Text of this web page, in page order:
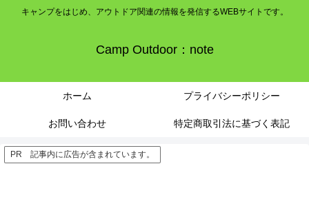
キャンプをはじめ、アウトドア関連の情報を発信するWEBサイトです。
Camp Outdoor：note
ホーム プライバシーポリシー
お問い合わせ 特定商取引法に基づく表記
PR 記事内に広告が含まれています。